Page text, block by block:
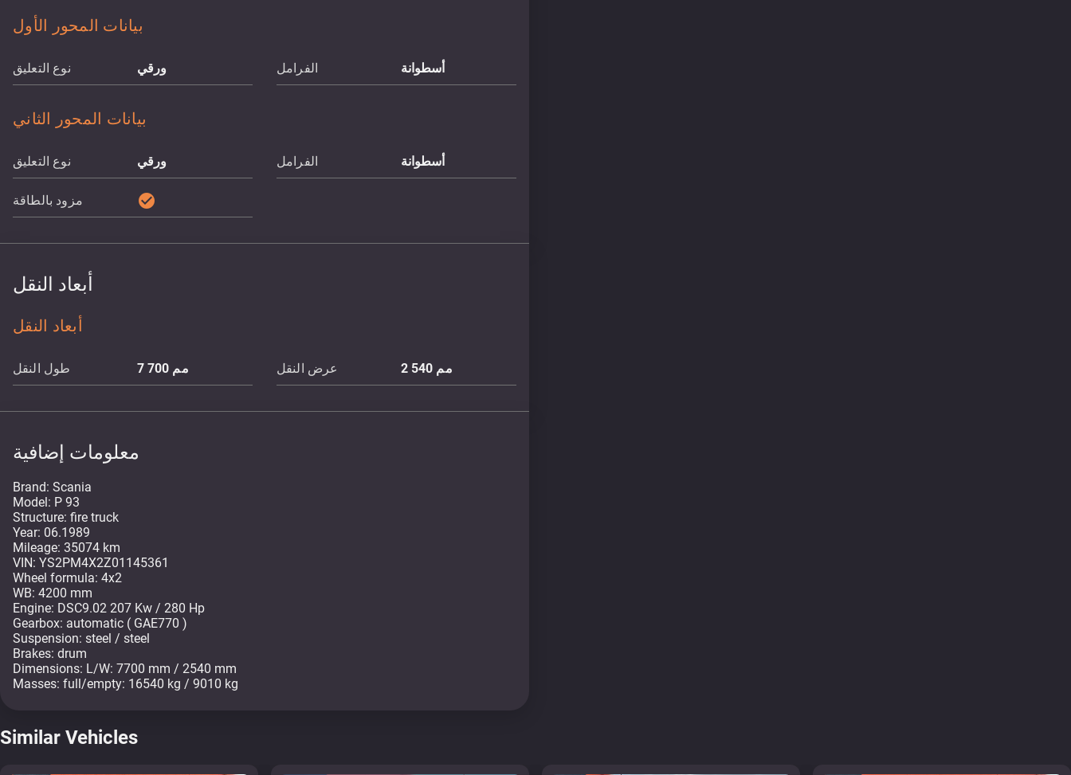
بيانات المحور الأول
نوع التعليق ورقي الفرامل أسطوانة
بيانات المحور الثاني
نوع التعليق ورقي الفرامل أسطوانة
مزود بالطاقة check_circle
أبعاد النقل
أبعاد النقل
طول النقل 7 700 مم عرض النقل 2 540 مم
معلومات إضافية
Brand: Scania
Model: P 93
Structure: fire truck
Year: 06.1989
Mileage: 35074 km
VIN: YS2PM4X2Z01145361
Wheel formula: 4x2
WB: 4200 mm
Engine: DSC9.02 207 Kw / 280 Hp
Gearbox: automatic ( GAE770 )
Suspension: steel / steel
Brakes: drum
Dimensions: L/W: 7700 mm / 2540 mm
Masses: full/empty: 16540 kg / 9010 kg
Similar Vehicles